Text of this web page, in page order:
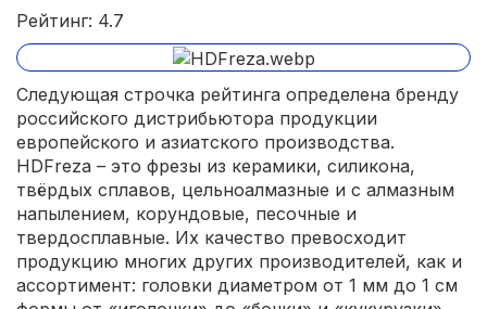
Рейтинг: 4.7
Следующая строчка рейтинга определена бренду
российского дистрибьютора продукции
европейского и азиатского производства.
HDFreza – это фрезы из керамики, силикона,
твёрдых сплавов, цельноалмазные и с алмазным
напылением, корундовые, песочные и
твердосплавные. Их качество превосходит
продукцию многих других производителей, как и
ассортимент: головки диаметром от 1 мм до 1 см